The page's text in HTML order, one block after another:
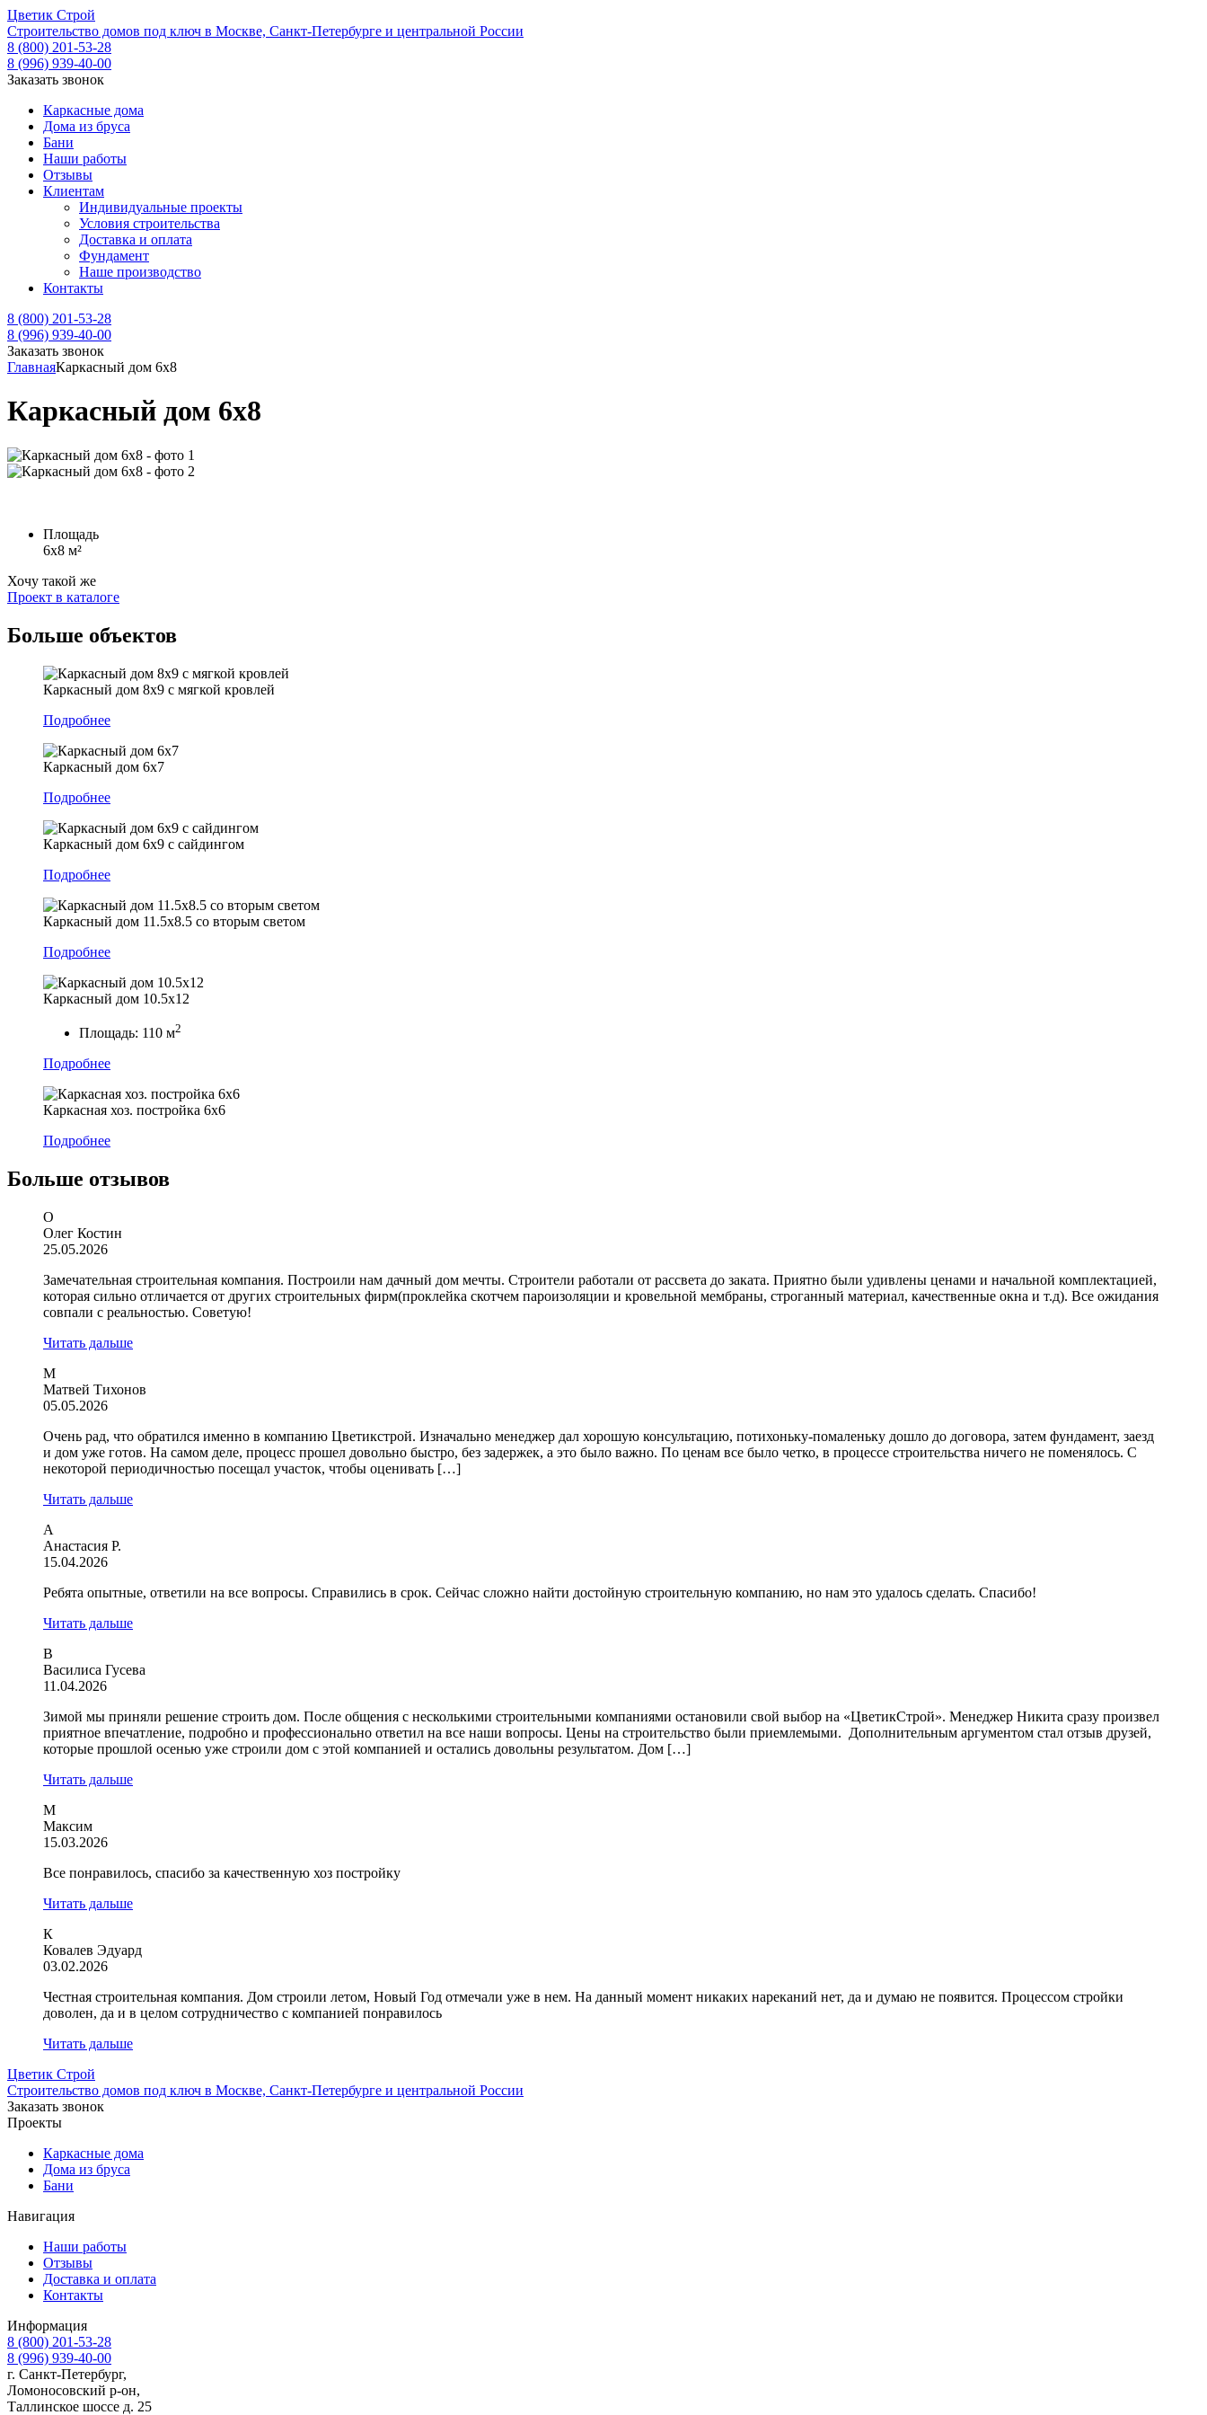
Цветик Строй
Строительство домов под ключ в Москве, Санкт-Петербурге и центральной России
8 (800) 201-53-28
8 (996) 939-40-00
Заказать звонок
Каркасные дома
Дома из бруса
Бани
Наши работы
Отзывы
Клиентам
Индивидуальные проекты
Условия строительства
Доставка и оплата
Фундамент
Наше производство
Контакты
8 (800) 201-53-28
8 (996) 939-40-00
Заказать звонок
ГлавнаяКаркасный дом 6х8
Каркасный дом 6х8
Площадь
6х8 м²
Хочу такой же
Проект в каталоге
Больше объектов
Каркасный дом 8х9 с мягкой кровлей
Подробнее
Каркасный дом 6х7
Подробнее
Каркасный дом 6х9 с сайдингом
Подробнее
Каркасный дом 11.5х8.5 со вторым светом
Подробнее
Каркасный дом 10.5х12
Площадь: 110 м2
Подробнее
Каркасная хоз. постройка 6х6
Подробнее
Больше отзывов
О
Олег Костин
25.05.2026
Замечательная строительная компания. Построили нам дачный дом мечты. Строители работали от рассвета до заката. Приятно были удивлены ценами и начальной комплектацией,
которая сильно отличается от других строительных фирм(проклейка скотчем пароизоляции и кровельной мембраны, строганный материал, качественные окна и т.д). Все ожидания
совпали с реальностью. Советую!
Читать дальше
М
Матвей Тихонов
05.05.2026
Очень рад, что обратился именно в компанию Цветикстрой. Изначально менеджер дал хорошую консультацию, потихоньку-помаленьку дошло до договора, затем фундамент, заезд
и дом уже готов. На самом деле, процесс прошел довольно быстро, без задержек, а это было важно. По ценам все было четко, в процессе строительства ничего не поменялось. С
некоторой периодичностью посещал участок, чтобы оценивать […]
Читать дальше
А
Анастасия Р.
15.04.2026
Ребята опытные, ответили на все вопросы. Справились в срок. Сейчас сложно найти достойную строительную компанию, но нам это удалось сделать. Спасибо!
Читать дальше
В
Василиса Гусева
11.04.2026
Зимой мы приняли решение строить дом. После общения с несколькими строительными компаниями остановили свой выбор на «ЦветикСтрой». Менеджер Никита сразу произвел
приятное впечатление, подробно и профессионально ответил на все наши вопросы. Цены на строительство были приемлемыми. Дополнительным аргументом стал отзыв друзей,
которые прошлой осенью уже строили дом с этой компанией и остались довольны результатом. Дом […]
Читать дальше
М
Максим
15.03.2026
Все понравилось, спасибо за качественную хоз постройку
Читать дальше
К
Ковалев Эдуард
03.02.2026
Честная строительная компания. Дом строили летом, Новый Год отмечали уже в нем. На данный момент никаких нареканий нет, да и думаю не появится. Процессом стройки
доволен, да и в целом сотрудничество с компанией понравилось
Читать дальше
Цветик Строй
Строительство домов под ключ в Москве, Санкт-Петербурге и центральной России
Заказать звонок
Проекты
Каркасные дома
Дома из бруса
Бани
Навигация
Наши работы
Отзывы
Доставка и оплата
Контакты
Информация
8 (800) 201-53-28
8 (996) 939-40-00
г. Санкт-Петербург,
Ломоносовский р-он,
Таллинское шоссе д. 25